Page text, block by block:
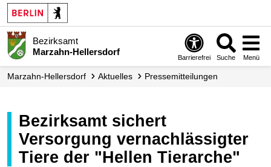
Bezirksamt
Marzahn-Hellersdorf
Barrierefrei Suche Menü
Marzahn-Hellersdorf Aktuelles Presse­mitteilungen
Bezirksamt sichert
Versorgung vernachlässigter
Tiere der "Hellen Tierarche"